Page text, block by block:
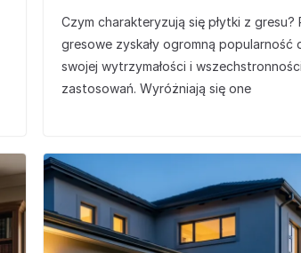
Czym charakteryzują się płytki z gresu?
gresowe zyskały ogromną popularność
swojej wytrzymałości i wszechstronności
zastosowań. Wyróżniają się one